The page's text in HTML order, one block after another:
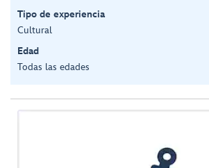
Tipo de experiencia
Cultural
Edad
Todas las edades